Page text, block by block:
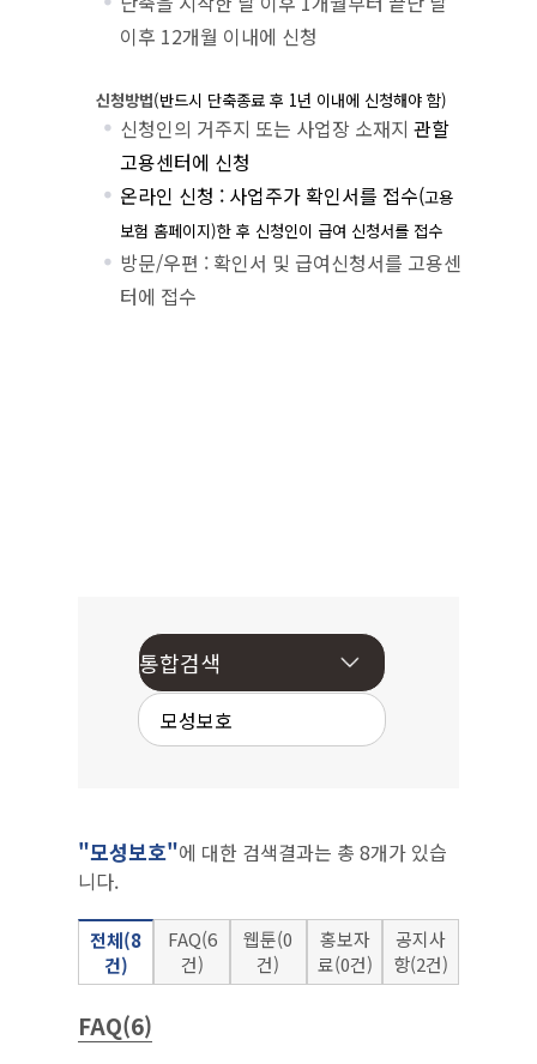
이후 12개월 이내에 신청
신청방법(반드시 단축종료 후 1년 이내에 신청해야 함)
신청인의 거주지 또는 사업장 소재지 관할
고용센터에 신청
온라인 신청 : 사업주가 확인서를 접수(고용
보험 홈페이지)한 후 신청인이 급여 신청서를 접수
방문/우편 : 확인서 및 급여신청서를 고용센
터에 접수
"모성보호"에 대한 검색결과는 총 8개가 있습
니다.
전체(8
건)
FAQ(6
건)
웹툰(0
건)
홍보자
료(0건)
공지사
항(2건)
FAQ(6)